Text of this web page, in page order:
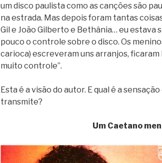
um disco paulista como as canções são
na estrada. Mas depois foram tantas
Gil e João Gilberto e Bethânia… eu estava
pouco o controle sobre o disco. Os
carioca) escreveram uns arranjos, ficaram
muito controle”.
Esta é a visão do autor. E qual é a
transmite?
Um Caetano